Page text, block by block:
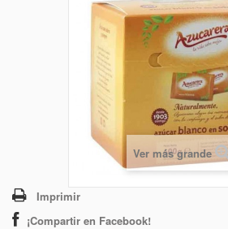
CARNICERÍA Y CHARCUTERÍA
CONGELADOS
Ver más grande
Imprimir
¡Compartir en Facebook!